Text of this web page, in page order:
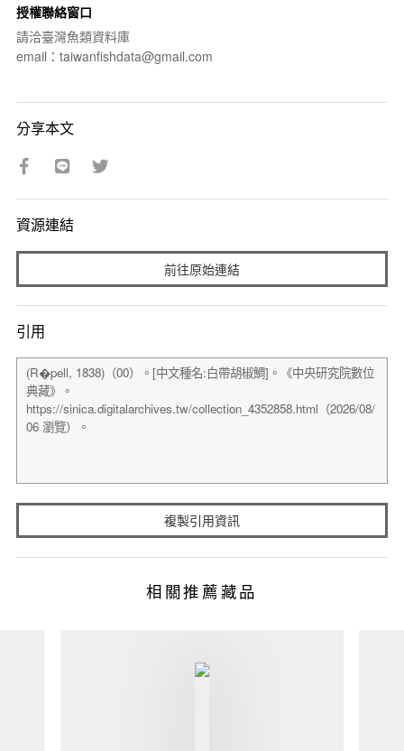
授權聯絡窗口
請洽臺灣魚類資料庫
email：taiwanfishdata@gmail.com
分享本文
資源連結
前往原始連結
引用
複製引用資訊
相關推薦藏品